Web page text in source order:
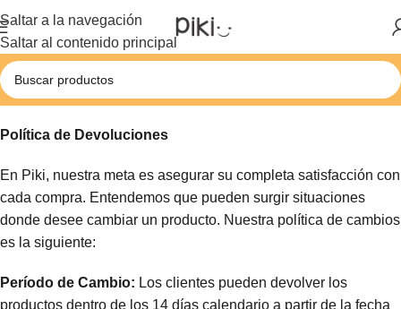
Saltar a la navegación
Saltar al contenido principal
Política de Devoluciones
En Piki, nuestra meta es asegurar su completa satisfacción con
cada compra. Entendemos que pueden surgir situaciones
donde desee cambiar un producto. Nuestra política de cambios
es la siguiente:
Período de Cambio: Los clientes pueden devolver los
productos dentro de los 14 días calendario a partir de la fecha